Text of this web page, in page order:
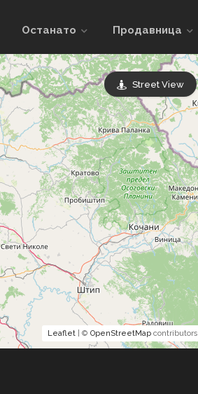
Останато Продавница
Leaflet | © OpenStreetMap contributors
Street View